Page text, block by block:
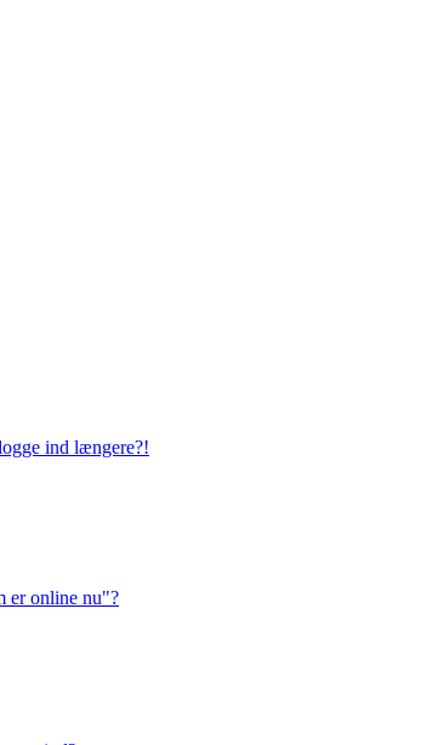
ind længere?!
er online nu"?